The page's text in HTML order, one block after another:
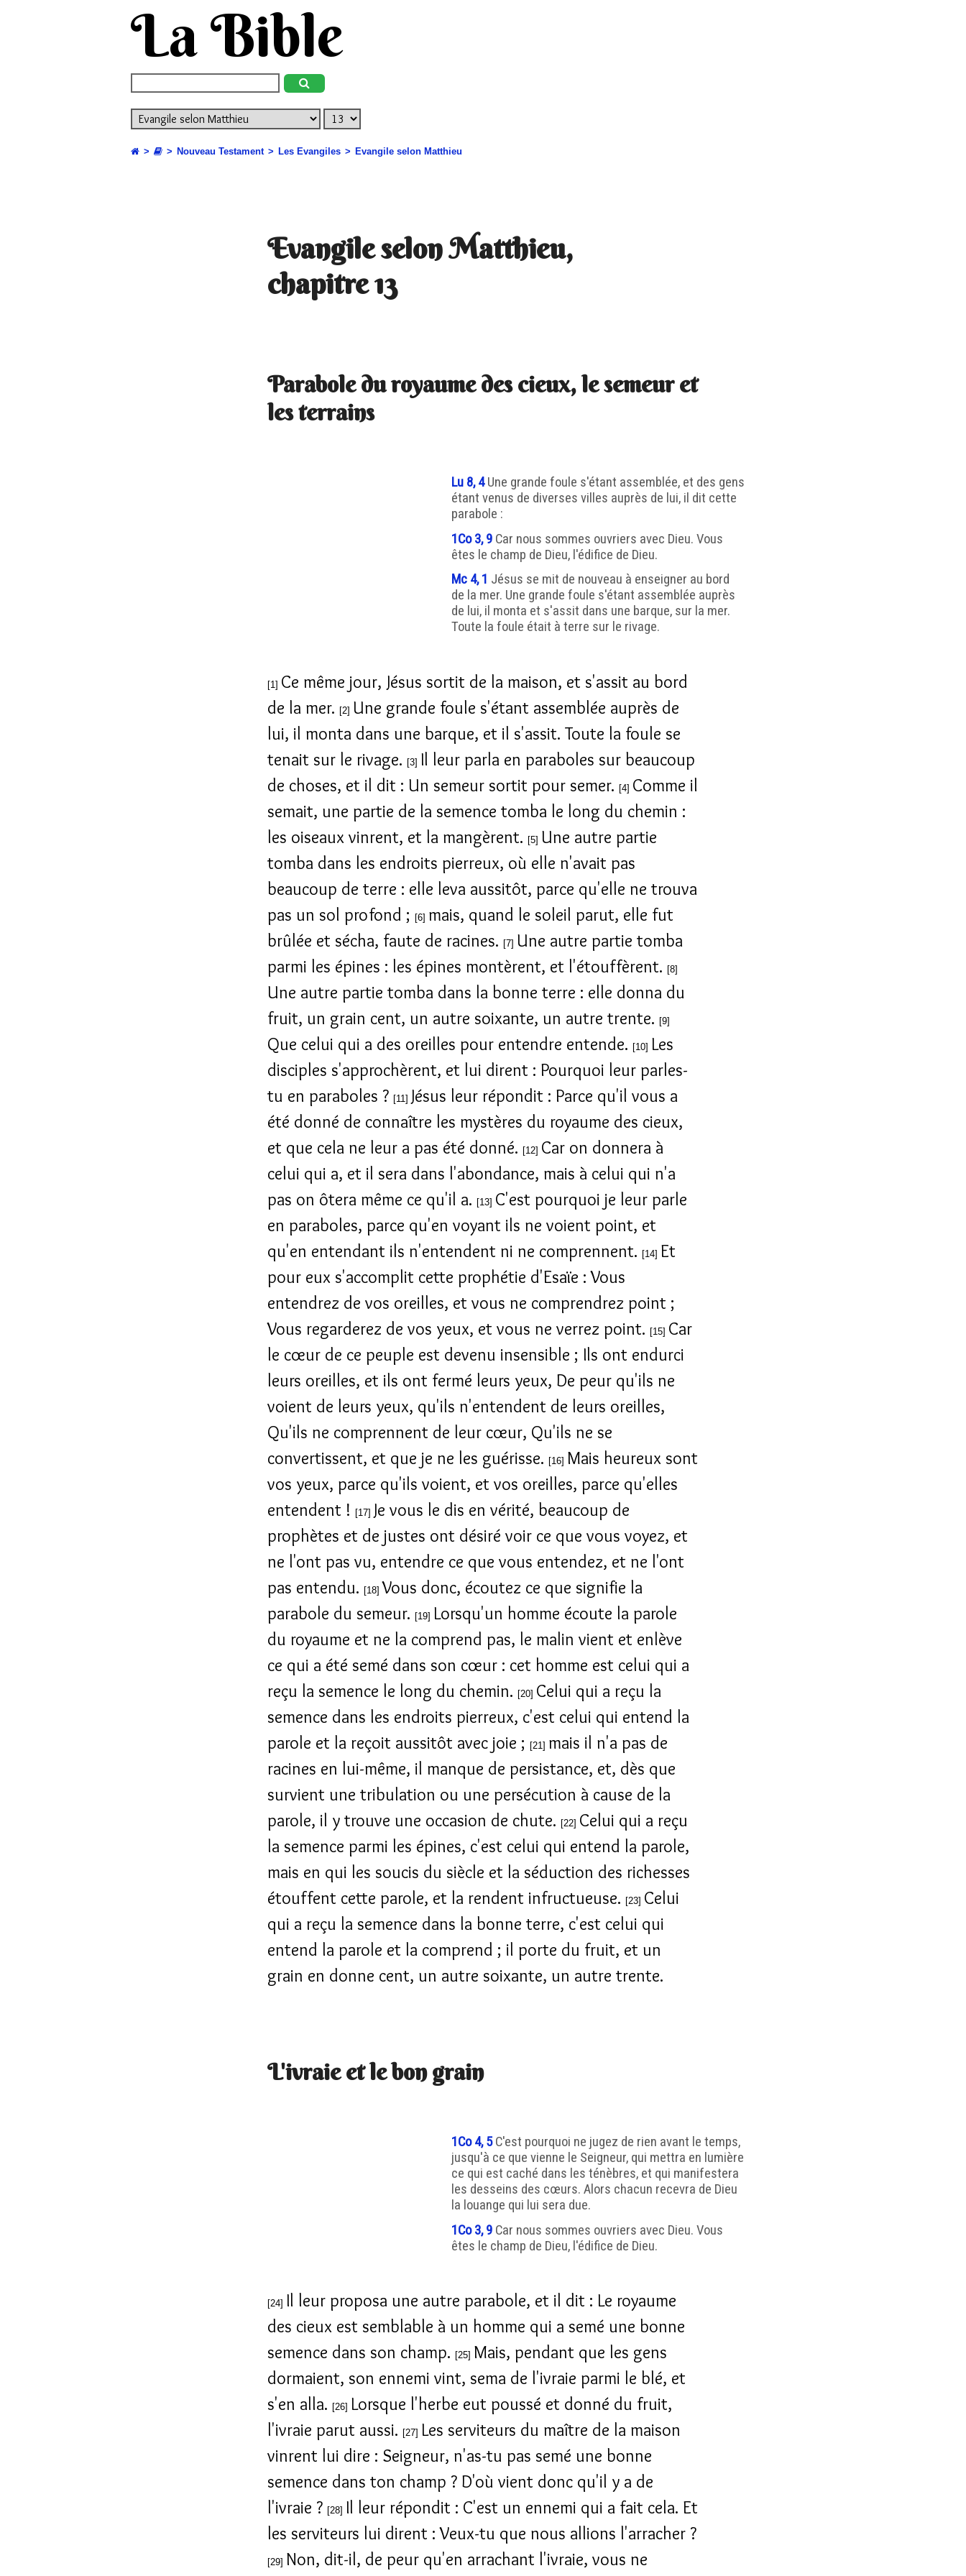
La Bible
Nouveau Testament Les Evangiles Evangile selon Matthieu
Evangile selon Matthieu,
chapitre 13
Parabole du royaume des cieux, le semeur et
les terrains
Lu 8, 4Une grande foule s'étant assemblée, et des gens
étant venus de diverses villes auprès de lui, il dit cette
parabole :
1Co 3, 9 Car nous sommes ouvriers avec Dieu. Vous
êtes le champ de Dieu, l'édifice de Dieu.
Mc 4, 1 Jésus se mit de nouveau à enseigner au bord
de la mer. Une grande foule s'étant assemblée auprès
de lui, il monta et s'assit dans une barque, sur la mer.
Toute la foule était à terre sur le rivage.
[1] Ce même jour, Jésus sortit de la maison, et s'assit au bord
de la mer. [2] Une grande foule s'étant assemblée auprès de
lui, il monta dans une barque, et il s'assit. Toute la foule se
tenait sur le rivage. [3] Il leur parla en paraboles sur beaucoup
de choses, et il dit : Un semeur sortit pour semer. [4] Comme il
semait, une partie de la semence tomba le long du chemin :
les oiseaux vinrent, et la mangèrent. [5] Une autre partie
tomba dans les endroits pierreux, où elle n'avait pas
beaucoup de terre : elle leva aussitôt, parce qu'elle ne trouva
pas un sol profond ;
[6] mais, quand le soleil parut, elle fut
brûlée et sécha, faute de racines. [7] Une autre partie tomba
parmi les épines : les épines montèrent, et l'étouffèrent. [8]
Une autre partie tomba dans la bonne terre : elle donna du
fruit, un grain cent, un autre soixante, un autre trente. [9]
Que celui qui a des oreilles pour entendre entende. [10] Les
disciples s'approchèrent, et lui dirent : Pourquoi leur parles-
tu en paraboles ? [11] Jésus leur répondit : Parce qu'il vous a
été donné de connaître les mystères du royaume des cieux,
et que cela ne leur a pas été donné. [12] Car on donnera à
celui qui a, et il sera dans l'abondance, mais à celui qui n'a
pas on ôtera même ce qu'il a. [13] C'est pourquoi je leur parle
en paraboles, parce qu'en voyant ils ne voient point, et
qu'en entendant ils n'entendent ni ne comprennent. [14] Et
pour eux s'accomplit cette prophétie d'Esaïe : Vous
entendrez de vos oreilles, et vous ne comprendrez point ;
Vous regarderez de vos yeux, et vous ne verrez point. [15] Car
le cœur de ce peuple est devenu insensible ; Ils ont endurci
leurs oreilles, et ils ont fermé leurs yeux, De peur qu'ils ne
voient de leurs yeux, qu'ils n'entendent de leurs oreilles,
Qu'ils ne comprennent de leur cœur, Qu'ils ne se
convertissent, et que je ne les guérisse. [16] Mais heureux sont
vos yeux, parce qu'ils voient, et vos oreilles, parce qu'elles
entendent !
[17] Je vous le dis en vérité, beaucoup de
prophètes et de justes ont désiré voir ce que vous voyez, et
ne l'ont pas vu, entendre ce que vous entendez, et ne l'ont
pas entendu. [18] Vous donc, écoutez ce que signifie la
parabole du semeur. [19] Lorsqu'un homme écoute la parole
du royaume et ne la comprend pas, le malin vient et enlève
ce qui a été semé dans son cœur : cet homme est celui qui a
reçu la semence le long du chemin. [20] Celui qui a reçu la
semence dans les endroits pierreux, c'est celui qui entend la
parole et la reçoit aussitôt avec joie ;
[21] mais il n'a pas de
racines en lui-même, il manque de persistance, et, dès que
survient une tribulation ou une persécution à cause de la
parole, il y trouve une occasion de chute. [22] Celui qui a reçu
la semence parmi les épines, c'est celui qui entend la parole,
mais en qui les soucis du siècle et la séduction des richesses
étouffent cette parole, et la rendent infructueuse. [23] Celui
qui a reçu la semence dans la bonne terre, c'est celui qui
entend la parole et la comprend ; il porte du fruit, et un
grain en donne cent, un autre soixante, un autre trente.
L'ivraie et le bon grain
1Co 4, 5C'est pourquoi ne jugez de rien avant le temps,
jusqu'à ce que vienne le Seigneur, qui mettra en lumière
ce qui est caché dans les ténèbres, et qui manifestera
les desseins des cœurs. Alors chacun recevra de Dieu
la louange qui lui sera due.
1Co 3, 9 Car nous sommes ouvriers avec Dieu. Vous
êtes le champ de Dieu, l'édifice de Dieu.
[24] Il leur proposa une autre parabole, et il dit : Le royaume
des cieux est semblable à un homme qui a semé une bonne
semence dans son champ. [25] Mais, pendant que les gens
dormaient, son ennemi vint, sema de l'ivraie parmi le blé, et
s'en alla. [26] Lorsque l'herbe eut poussé et donné du fruit,
l'ivraie parut aussi. [27] Les serviteurs du maître de la maison
vinrent lui dire : Seigneur, n'as-tu pas semé une bonne
semence dans ton champ ? D'où vient donc qu'il y a de
l'ivraie ? [28] Il leur répondit : C'est un ennemi qui a fait cela. Et
les serviteurs lui dirent : Veux-tu que nous allions l'arracher ?
[29] Non, dit-il, de peur qu'en arrachant l'ivraie, vous ne